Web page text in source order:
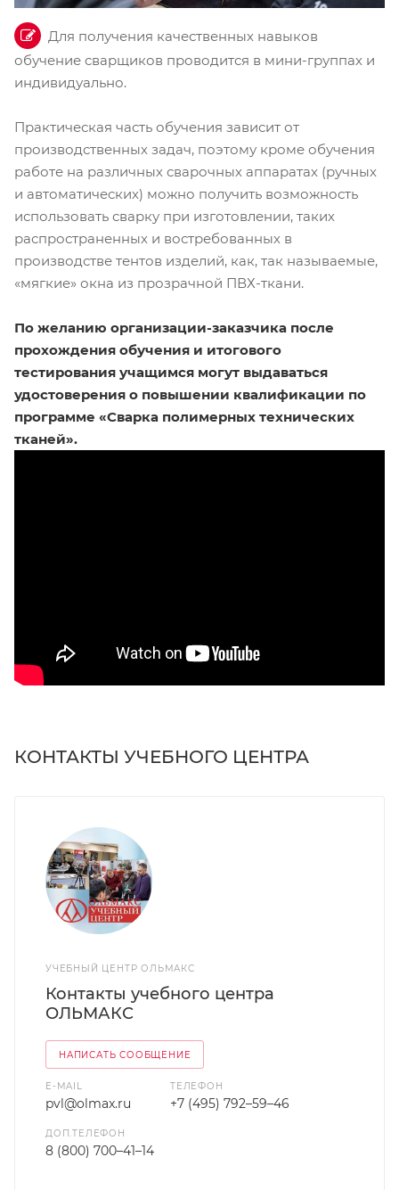
Для получения качественных навыков
обучение сварщиков проводится в мини-группах и
индивидуально.
Практическая часть обучения зависит от
производственных задач, поэтому кроме обучения
работе на различных сварочных аппаратах (ручных
и автоматических) можно получить возможность
использовать сварку при изготовлении, таких
распространенных и востребованных в
производстве тентов изделий, как, так называемые,
«мягкие» окна из прозрачной ПВХ-ткани.
По желанию организации-заказчика после
прохождения обучения и итогового
тестирования учащимся могут выдаваться
удостоверения о повышении квалификации по
программе «Сварка полимерных технических
тканей».
КОНТАКТЫ УЧЕБНОГО ЦЕНТРА
УЧЕБНЫЙ ЦЕНТР ОЛЬМАКС
Контакты учебного центра
ОЛЬМАКС
НАПИСАТЬ СООБЩЕНИЕ
E-MAIL
pvl@olmax.ru
ТЕЛЕФОН
+7 (495) 792–59–46
ДОП.ТЕЛЕФОН
8 (800) 700–41–14